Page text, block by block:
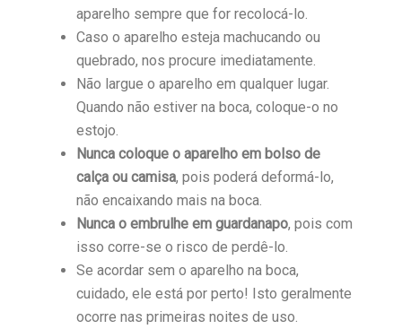
aparelho sempre que for recolocá-lo.
Caso o aparelho esteja machucando ou
quebrado, nos procure imediatamente.
Não largue o aparelho em qualquer lugar.
Quando não estiver na boca, coloque-o no
estojo.
Nunca coloque o aparelho em bolso de
calça ou camisa, pois poderá deformá-lo,
não encaixando mais na boca.
Nunca o embrulhe em guardanapo, pois com
isso corre-se o risco de perdê-lo.
Se acordar sem o aparelho na boca,
cuidado, ele está por perto! Isto geralmente
ocorre nas primeiras noites de uso.